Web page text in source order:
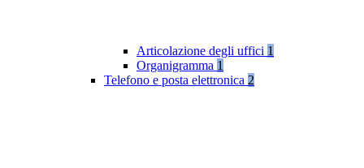
Articolazione degli uffici 1
Organigramma 1
Telefono e posta elettronica 2